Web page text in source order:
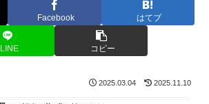
Facebook はてブ
LINE コピー
2025.03.04 2025.11.10